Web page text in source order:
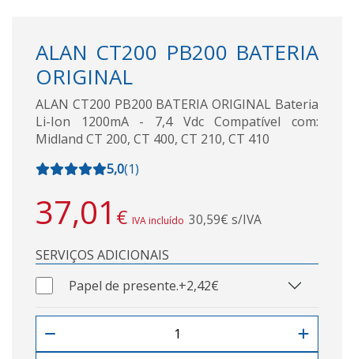
ALAN CT200 PB200 BATERIA
ORIGINAL
ALAN CT200 PB200 BATERIA ORIGINAL Bateria
Li-Ion 1200mA - 7,4 Vdc Compatível com:
Midland CT 200, CT 400, CT 210, CT 410
5,0(1)
37,01 € IVA incluído 30,59€ s/IVA
SERVIÇOS ADICIONAIS
Papel de presente.+2,42€